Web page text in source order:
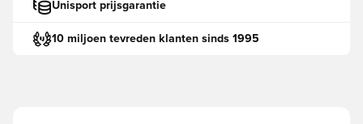
Unisport prijsgarantie
10 miljoen tevreden klanten sinds 1995